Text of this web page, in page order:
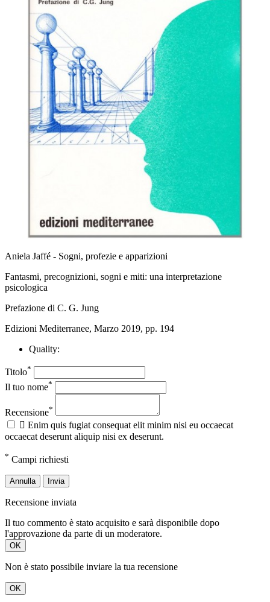
Aniela Jaffé - Sogni, profezie e apparizioni
Fantasmi, precognizioni, sogni e miti: una interpretazione
psicologica
Prefazione di C. G. Jung
Edizioni Mediterranee, Marzo 2019, pp. 194
Quality:
Titolo*
Il tuo nome*
Recensione*
 Enim quis fugiat consequat elit minim nisi eu occaecat
occaecat deserunt aliquip nisi ex deserunt.
* Campi richiesti
Annulla Invia
Recensione inviata
Il tuo commento è stato acquisito e sarà disponibile dopo
l'approvazione da parte di un moderatore.
OK
Non è stato possibile inviare la tua recensione
OK